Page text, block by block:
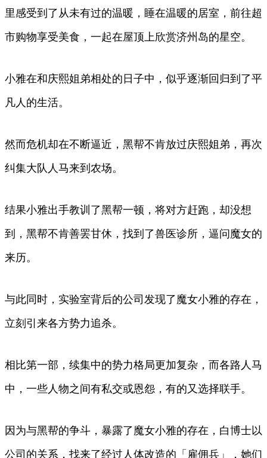
里感受到了从未有过的温暖，睡在温暖的居室，前往超
市购物享受美食，一起在屋顶上欣赏济州岛的星空。
小雅在和庆熙姐弟相处的日子中，似乎逐渐回归到了平
凡人的生活。
然而危机却在不断逼近，黑帮不肯放过庆熙姐弟，再次
纠集大队人马来到农场。
结果小雅出手教训了黑帮一顿，将对方赶跑，却没想
到，黑帮不肯善罢甘休，找到了兽医诊所，逼问魔女的
来历。
与此同时，实验室背后的公司发现了魔女小雅的存在，
立刻引来各方势力追杀。
相比第一部，续集中的势力格局更加复杂，而各路人马
中，一些人物之间有私交或恩怨，有的又选择联手。
因为与黑帮的争斗，暴露了魔女小雅的存在，白博士以
公司的关系，找来了经过人体改造的「雇佣兵」，她们